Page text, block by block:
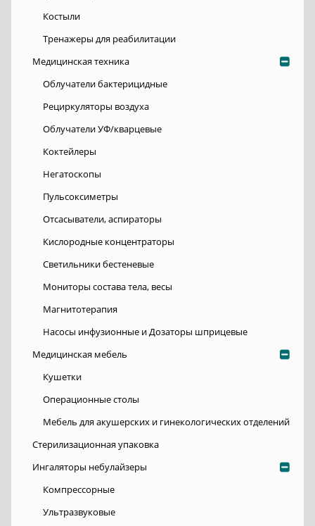
Костыли
Тренажеры для реабилитации
Медицинская техника
Облучатели бактерицидные
Рециркуляторы воздуха
Облучатели УФ/кварцевые
Коктейлеры
Негатоскопы
Пульсоксиметры
Отсасыватели, аспираторы
Кислородные концентраторы
Светильники бестеневые
Мониторы состава тела, весы
Магнитотерапия
Насосы инфузионные и Дозаторы шприцевые
Медицинская мебель
Кушетки
Операционные столы
Мебель для акушерских и гинекологических отделений
Стерилизационная упаковка
Ингаляторы небулайзеры
Компрессорные
Ультразвуковые